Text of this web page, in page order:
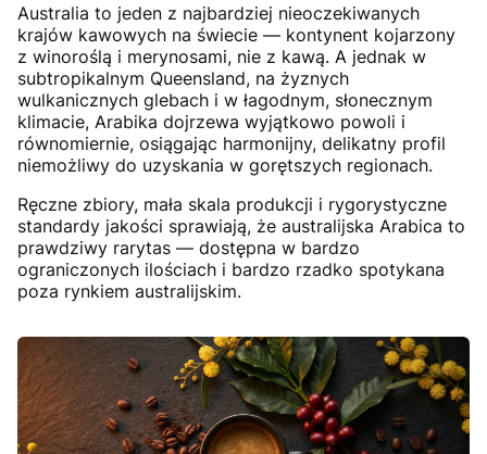
Australia to jeden z najbardziej nieoczekiwanych
krajów kawowych na świecie — kontynent kojarzony
z winoroślą i merynosami, nie z kawą. A jednak w
subtropikalnym Queensland, na żyznych
wulkanicznych glebach i w łagodnym, słonecznym
klimacie, Arabika dojrzewa wyjątkowo powoli i
równomiernie, osiągając harmonijny, delikatny profil
niemożliwy do uzyskania w gorętszych regionach.
Ręczne zbiory, mała skala produkcji i rygorystyczne
standardy jakości sprawiają, że australijska Arabica to
prawdziwy rarytas — dostępna w bardzo
ograniczonych ilościach i bardzo rzadko spotykana
poza rynkiem australijskim.